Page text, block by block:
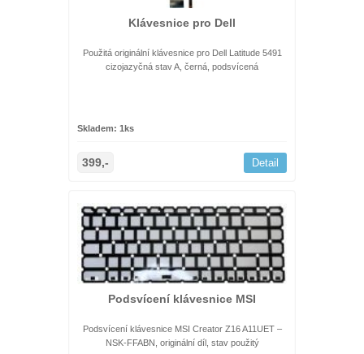
Klávesnice pro Dell
Použitá originální klávesnice pro Dell Latitude 5491
cizojazyčná stav A, černá, podsvícená
Skladem: 1ks
399,- Detail
Podsvícení klávesnice MSI
Podsvícení klávesnice MSI Creator Z16 A11UET –
NSK-FFABN, originální díl, stav použitý